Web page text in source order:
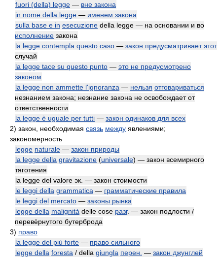
fuori (della) legge — вне закона
in nome della legge — именем закона
sulla base e in esecuzione della legge — на основании и во
исполнение закона
la legge contempla questo caso — закон предусматривает этот
случай
la legge tace su questo punto — это не предусмотрено
законом
la legge non ammette l'ignoranza — нельзя отговариваться
незнанием закона; незнание закона не освобождает от
ответственности
la legge è uguale per tutti — закон одинаков для всех
2) закон, необходимая связь между явлениями;
закономерность
legge naturale — закон природы
la legge della gravitazione (universale) — закон всемирного
тяготения
la legge del valore эк. — закон стоимости
le leggi della grammatica — грамматические правила
le leggi del mercato — законы рынка
legge della malignità delle cose разг. — закон подлости /
перевёрнутого бутерброда
3) право
la legge del più forte — право сильного
legge della foresta / della giungla перен. — закон джунглей